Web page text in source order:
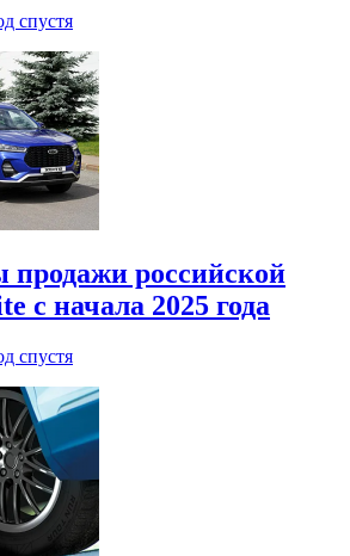
спустя
российской
с начала 2025 года
спустя